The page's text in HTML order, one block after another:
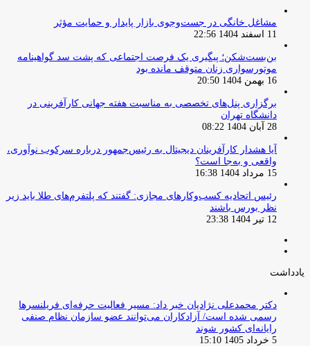
مشاغل خانگی در جست‌وجوی بازار پایدار و حمایت مؤثر
11 اسفند 1404 22:56
بن‌بست‌شکن؛ پیگیری یک فرصت اجتماعی که پشت سد گواهینامه
موتورسواری زنان متوقف مانده بود
16 بهمن 1404 20:50
برگزاری پنل‌های تخصصی به مناسبت هفته جهانی کارآفرینی در
دانشگاه تهران
28 آبان 1404 08:22
آیا هشدار کارآفرینان دیجیتال به رئیس‌جمهور درباره سرکوب نوآوری،
واقعی و به‌جا است؟
15 مرداد 1404 16:38
‏رئیس اتحادیه کسب‌وکارهای مجازی: گفتند که پلتفرم‌های طلا باید زیر
نظر بورس باشند
12 تیر 1404 23:38
یادداشت
دکتر محمدعلی نژادیان خبر داد: مسیر فعالیت حرفه‌ای فریلنسرها
رسمی شده است/ آزادکاران می‌توانند عضو سازمان نظام صنفی
رایانه‌ای کشور شوند
5 خرداد 1405 15:10